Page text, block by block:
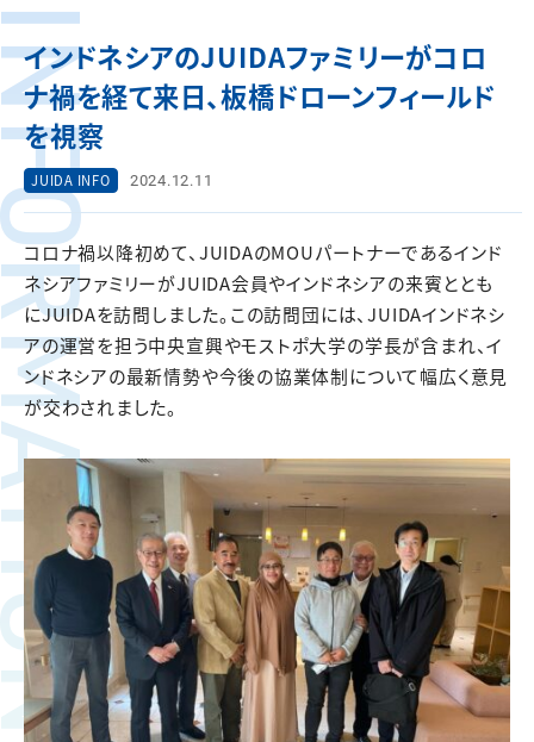
インドネシアのJUIDAファミリーがコロ
ナ禍を経て来日、板橋ドローンフィールド
を視察
JUIDA INFO 2024.12.11
コロナ禍以降初めて、JUIDAのMOUパートナーであるインド
ネシアファミリーがJUIDA会員やインドネシアの来賓ととも
にJUIDAを訪問しました。この訪問団には、JUIDAインドネシ
アの運営を担う中央宣興やモストポ大学の学長が含まれ、イ
ンドネシアの最新情勢や今後の協業体制について幅広く意見
が交わされました。